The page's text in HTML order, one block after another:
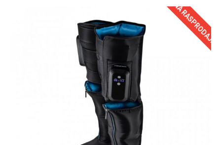
NA RASPRODAJI!